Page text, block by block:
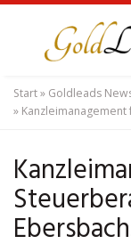
content
Start» Goldleads
»